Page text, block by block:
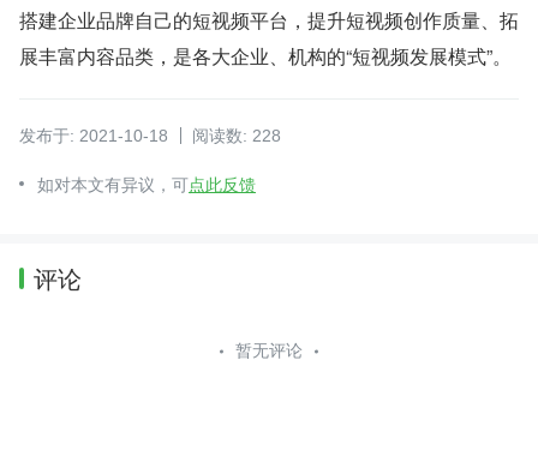
搭建企业品牌自己的短视频平台，提升短视频创作质量、拓
展丰富内容品类，是各大企业、机构的“短视频发展模式”。
发布于: 2021-10-18 阅读数: 228
如对本文有异议，可点此反馈
评论
暂无评论